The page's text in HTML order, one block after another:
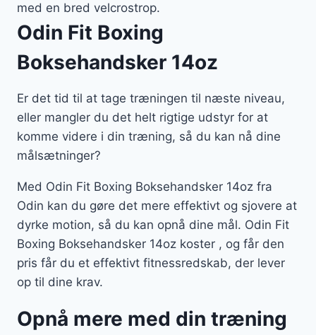
med en bred velcrostrop.
Odin Fit Boxing
Boksehandsker 14oz
Er det tid til at tage træningen til næste niveau,
eller mangler du det helt rigtige udstyr for at
komme videre i din træning, så du kan nå dine
målsætninger?
Med Odin Fit Boxing Boksehandsker 14oz fra
Odin kan du gøre det mere effektivt og sjovere at
dyrke motion, så du kan opnå dine mål. Odin Fit
Boxing Boksehandsker 14oz koster , og får den
pris får du et effektivt fitnessredskab, der lever
op til dine krav.
Opnå mere med din træning